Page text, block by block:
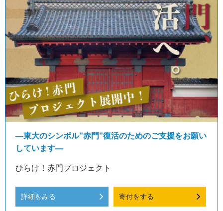
―東大のシンボル”赤門”復活のためのご支援をお願い
しています―
ひらけ！赤門プロジェクト
詳細をみる 寄付をする